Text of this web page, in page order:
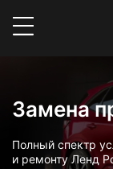
Замена
Полный спектр
и ремонту Ленд